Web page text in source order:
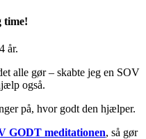
time!
år.
alle gør – skabte jeg en SOV
også.
på, hvor godt den hjælper.
GODT meditationen, så gør